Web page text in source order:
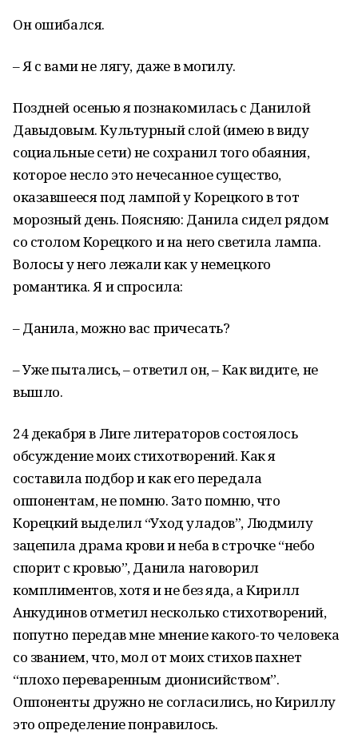
Он ошибался.
– Я с вами не лягу, даже в могилу.
Поздней осенью я познакомилась с Данилой
Давыдовым. Культурный слой (имею в виду
социальные сети) не сохранил того обаяния,
которое несло это нечесанное существо,
оказавшееся под лампой у Корецкого в тот
морозный день. Поясняю: Данила сидел рядом
со столом Корецкого и на него светила лампа.
Волосы у него лежали как у немецкого
романтика. Я и спросила:
– Данила, можно вас причесать?
– Уже пытались, – ответил он, – Как видите, не
вышло.
24 декабря в Лиге литераторов состоялось
обсуждение моих стихотворений. Как я
составила подбор и как его передала
оппонентам, не помню. Зато помню, что
Корецкий выделил “Уход уладов”, Людмилу
зацепила драма крови и неба в строчке “небо
спорит с кровью”, Данила наговорил
комплиментов, хотя и не без яда, а Кирилл
Анкудинов отметил несколько стихотворений,
попутно передав мне мнение какого-то человека
со званием, что, мол от моих стихов пахнет
“плохо переваренным дионисийством”.
Оппоненты дружно не согласились, но Кириллу
это определение понравилось.